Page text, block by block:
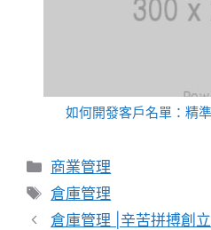
如何開發客戶名單：精
分
類
商業管理
標
籤
倉庫管理
倉庫管理 |辛苦拼搏創